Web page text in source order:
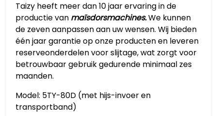
Taizy heeft meer dan 10 jaar ervaring in de
productie van maïsdorsmachines.We kunnen
de zeven aanpassen aan uw wensen. Wij bieden
één jaar garantie op onze producten en leveren
reserveonderdelen voor slijtage, wat zorgt voor
betrouwbaar gebruik gedurende minimaal zes
maanden.
Model: 5TY-80D (met hijs-invoer en
transportband)